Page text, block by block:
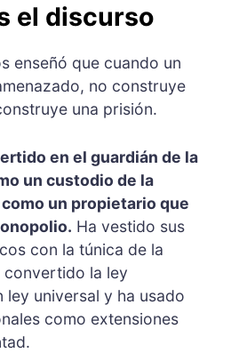
el discurso
enseñó que cuando un
no construye
una prisión.
en el guardián de la
un custodio de la
un propietario que
Ha vestido sus
con la túnica de la
convertido la ley
ley universal y ha usado
como extensiones